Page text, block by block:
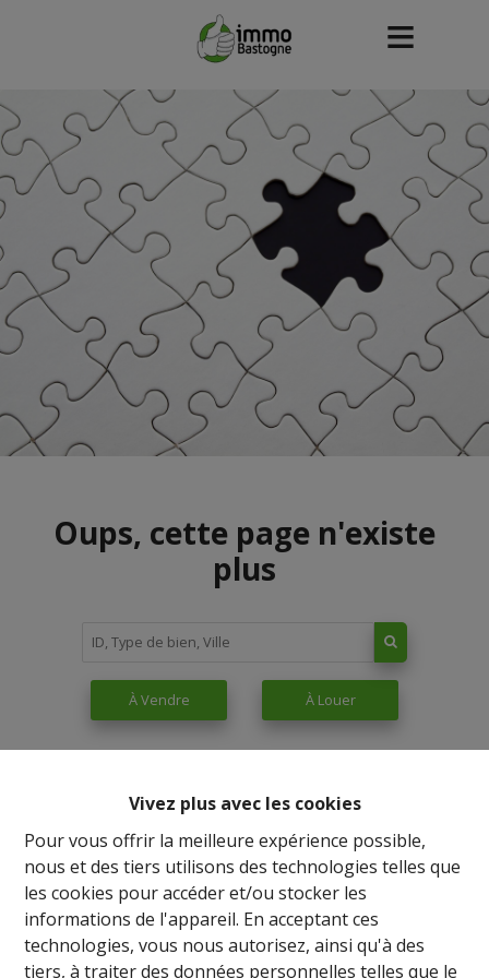
Vivez plus avec les cookies
Pour vous offrir la meilleure expérience possible,
nous et des tiers utilisons des technologies telles que
les cookies pour accéder et/ou stocker les
informations de l'appareil. En acceptant ces
technologies, vous nous autorisez, ainsi qu'à des
tiers, à traiter des données personnelles telles que le
Oups, cette page n'existe
plus
À Vendre À Louer